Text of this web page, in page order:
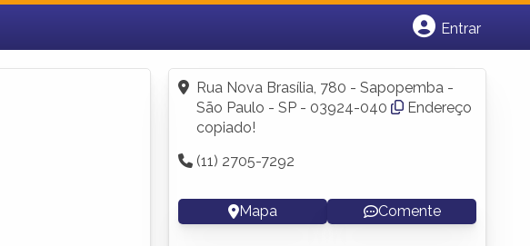
Entrar
Fazer login
Criar conta
Rua Nova Brasília, 780 - Sapopemba -
São Paulo - SP - 03924-040
Endereço
copiado!
(11) 2705-7292
Mapa Comente